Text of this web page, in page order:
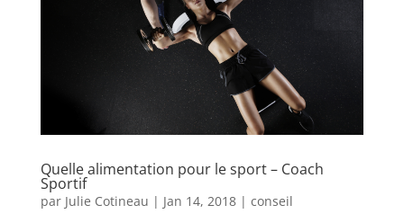
Quelle alimentation pour le sport – Coach
Sportif
par Julie Cotineau | Jan 14, 2018| conseil